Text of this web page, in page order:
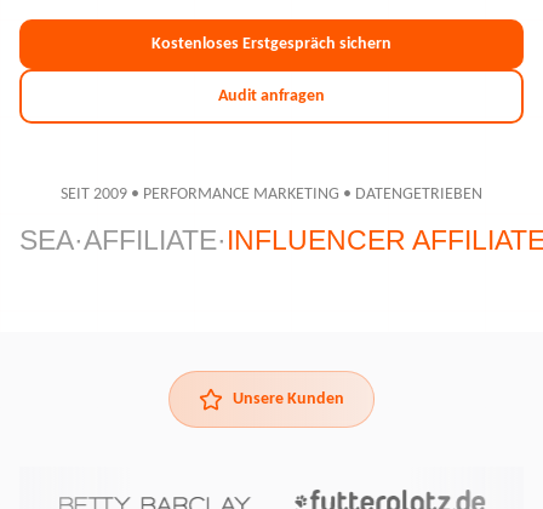
Kostenloses Erstgespräch sichern
Audit anfragen
SEIT 2009 • PERFORMANCE MARKETING • DATENGETRIEBEN
SEA·AFFILIATE·INFLUENCER
Unsere Kunden